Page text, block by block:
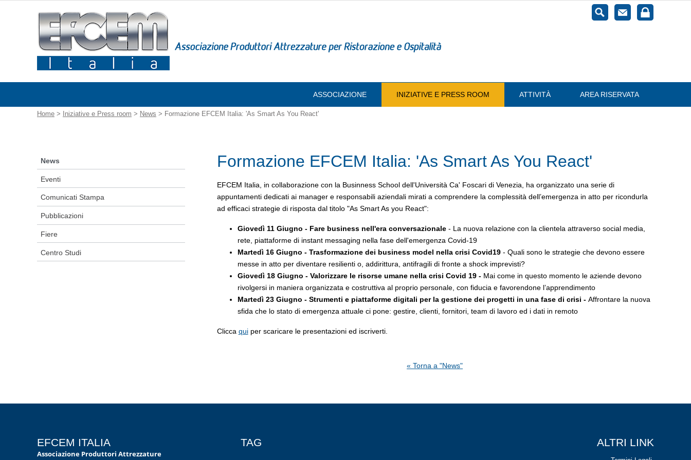
ASSOCIAZIONE INIZIATIVE E PRESS ROOM ATTIVITÀ AREA RISERVATA
Home > Iniziative e Press room > News > Formazione EFCEM Italia: 'As Smart As You React'
News
Eventi
Comunicati Stampa
Pubblicazioni
Fiere
Centro Studi
Formazione EFCEM Italia: 'As Smart As You React'
EFCEM Italia, in collaborazione con la Businness School dell'Università Ca' Foscari di Venezia, ha organizzato una serie di
appuntamenti dedicati ai manager e responsabili aziendali mirati a comprendere la complessità dell’emergenza in atto per ricondurla
ad efficaci strategie di risposta dal titolo "As Smart As you React":
Giovedì 11 Giugno - Fare business nell'era conversazionale- La nuova relazione con la clientela attraverso social media,
rete, piattaforme di instant messaging nella fase dell'emergenza Covid-19
Martedì 16 Giugno - Trasformazione dei business model nella crisi Covid19- Quali sono le strategie che devono essere
messe in atto per diventare resilienti o, addirittura, antifragili di fronte a shock imprevisti?
Giovedì 18 Giugno - Valorizzare le risorse umane nella crisi Covid 19 - Mai come in questo momento le aziende devono
rivolgersi in maniera organizzata e costruttiva al proprio personale, con fiducia e favorendone l’apprendimento
Martedì 23 Giugno - Strumenti e piattaforme digitali per la gestione dei progetti in una fase di crisi - Affrontare la nuova
sfida che lo stato di emergenza attuale ci pone: gestire, clienti, fornitori, team di lavoro ed i dati in remoto
Clicca quiper scaricare le presentazioni ed iscriverti.
« Torna a "News"
ALTRI LINK
EFCEM ITALIA
Associazione Produttori Attrezzature
TAG